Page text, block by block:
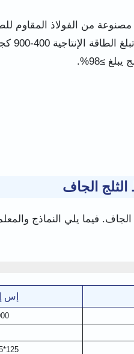
مصنوعة من الفولاذ المقاوم
≥98%.
الثلج الجاف
فيما يلي النماذج
إس
125*105*15-40